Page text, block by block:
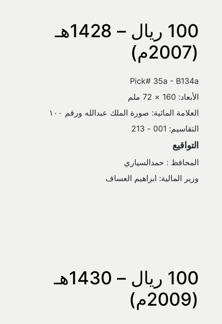
100 ريال – 1428هـ
(2007م)
Pick# 35a - B134a
الأبعاد: 160 × 72 ملم
العلامة المائية: صورة الملك عبدالله ورقم ١٠٠
التقاسيم: 001 - 213
التواقيع
المحافظ : حمدالسياري
وزير المالية: ابراهيم العساف
100 ريال – 1430هـ
(2009م)